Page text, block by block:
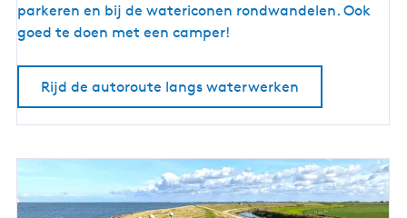
l
a
t
r
parkeren en bij de watericonen rondwandelen. Ook
goed te doen met een camper!
Rijd de autoroute langs waterwerken